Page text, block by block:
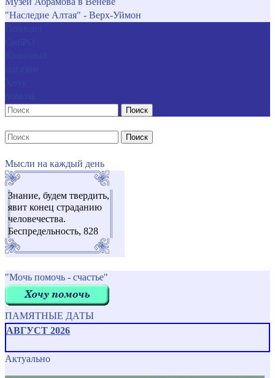
"Наследие Алтая" - Верх-Уймон
Поиск
Поиск
Мысли на каждый день
Знание, будем твердить,
явит конец страданию
человечества.
Беспредельность, 828
"Мочь помочь - счастье"
ПАМЯТНЫЕ ДАТЫ
АВГУСТ 2026
Актуально